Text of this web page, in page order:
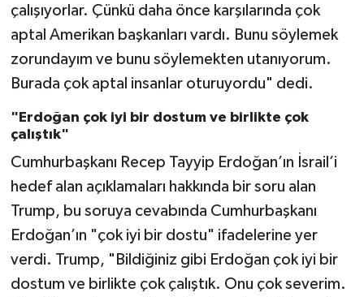
çalışıyorlar. Çünkü daha önce karşılarında çok
aptal Amerikan başkanları vardı. Bunu söylemek
zorundayım ve bunu söylemekten utanıyorum.
Burada çok aptal insanlar oturuyordu" dedi.
"Erdoğan çok iyi bir dostum ve birlikte çok
çalıştık"
Cumhurbaşkanı Recep Tayyip Erdoğan’ın İsrail’i
hedef alan açıklamaları hakkında bir soru alan
Trump, bu soruya cevabında Cumhurbaşkanı
Erdoğan’ın "çok iyi bir dostu" ifadelerine yer
verdi. Trump, "Bildiğiniz gibi Erdoğan çok iyi bir
dostum ve birlikte çok çalıştık. Onu çok severim.